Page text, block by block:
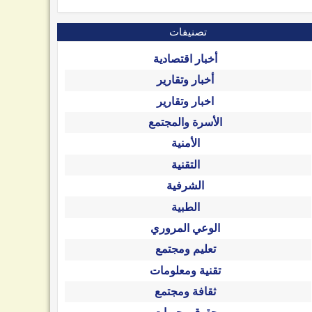
تصنيفات
أخبار اقتصادية
أخبار وتقارير
اخبار وتقارير
الأسرة والمجتمع
الأمنية
التقنية
الشرفية
الطبية
الوعي المروري
تعليم ومجتمع
تقنية ومعلومات
ثقافة ومجتمع